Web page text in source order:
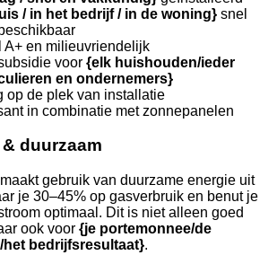
/ in het bedrijf / in de woning} snel
A+ en milieuvriendelijk
voor {elk huishouden/ieder
en ondernemers}
op de plek van installatie
in combinatie met zonnepanelen
duurzaam
gebruik van duurzame energie uit
je 30–45% op gasverbruik en benut je
optimaal. Dit is niet alleen goed
ook voor {je portemonnee/de
bedrijfsresultaat}.